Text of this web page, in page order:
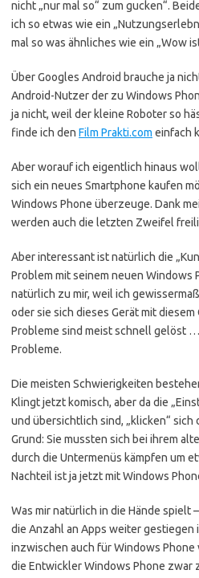
nicht „nur mal so“ zum gucken“.
ich so etwas wie ein
mal so was ähnliches wie ein „Wow
Über Googles Android brauche ja
Android-Nutzer der zu Windows
ja nicht, weil der kleine Roboter so
finde ich den Film Prakti.com einfach
Aber worauf ich eigentlich hinaus
sich ein neues Smartphone kaufen
Windows Phone überzeuge. Dank
werden auch die letzten Zweifel
Aber interessant ist natürlich die
Problem mit seinem neuen Windows
natürlich zu mir, weil ich
oder sie sich dieses Gerät mit
Probleme sind meist schnell gelöst
Probleme.
Die meisten Schwierigkeiten
Klingt jetzt komisch, aber da die
und übersichtlich sind, „klicken“ sich
Grund: Sie mussten sich bei ihrem
durch die Untermenüs kämpfen um
Nachteil ist ja jetzt mit Windows
Was mir natürlich in die Hände spielt
die Anzahl an Apps weiter gestiegen
inzwischen auch für Windows Phone
die Entwickler Windows Phone zwar